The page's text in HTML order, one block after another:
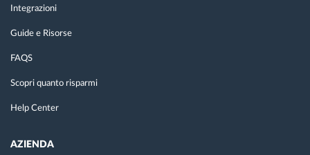
Integrazioni
Guide e Risorse
FAQS
Scopri quanto risparmi
Help Center
AZIENDA